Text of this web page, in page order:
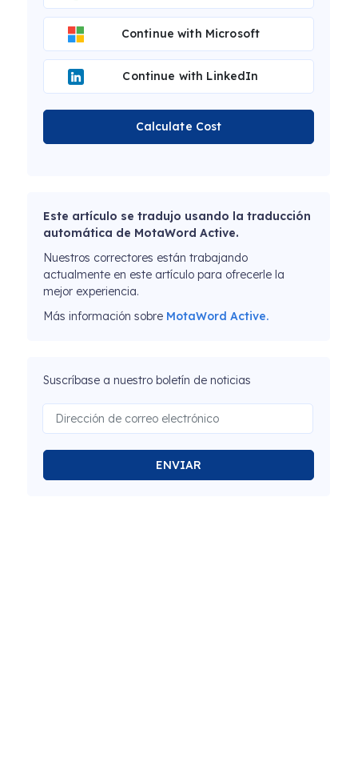
Continue with Microsoft
Continue with LinkedIn
Calculate Cost
Este artículo se tradujo usando la traducción
automática de MotaWord Active.
Nuestros correctores están trabajando
actualmente en este artículo para ofrecerle la
mejor experiencia.
Más información sobre MotaWord Active.
Suscríbase a nuestro boletín de noticias
ENVIAR